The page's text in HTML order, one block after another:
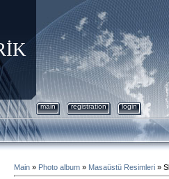
main registration login
Main » Photo album » Masaüstü Resimleri »